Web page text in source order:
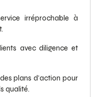
irréprochable à
avec diligence et
plans d’action pour
qualité.